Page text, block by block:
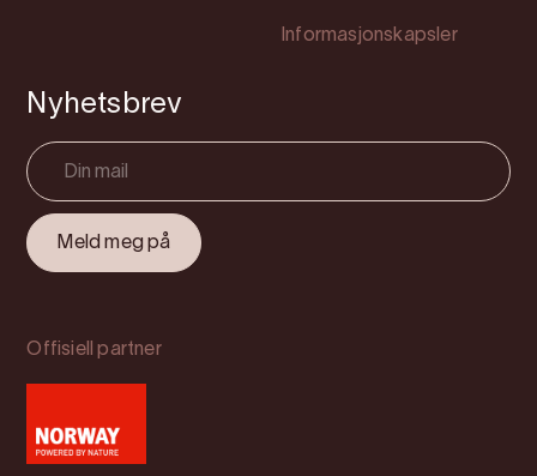
Informasjonskapsler
Nyhetsbrev
Offisiell partner